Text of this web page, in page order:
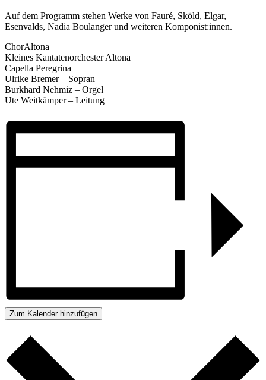
Auf dem Programm stehen Werke von Fauré, Sköld, Elgar,
Esenvalds, Nadia Boulanger und weiteren Komponist:innen.
ChorAltona
Kleines Kantatenorchester Altona
Capella Peregrina
Ulrike Bremer – Sopran
Burkhard Nehmiz – Orgel
Ute Weitkämper – Leitung
Zum Kalender hinzufügen